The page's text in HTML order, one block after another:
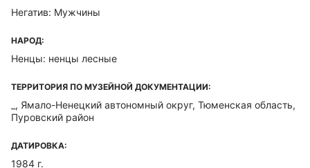
Негатив: Мужчины
НАРОД:
Ненцы: ненцы лесные
ТЕРРИТОРИЯ ПО МУЗЕЙНОЙ ДОКУМЕНТАЦИИ:
_, Ямало-Ненецкий автономный округ, Тюменская область,
Пуровский район
ДАТИРОВКА:
1984 г.